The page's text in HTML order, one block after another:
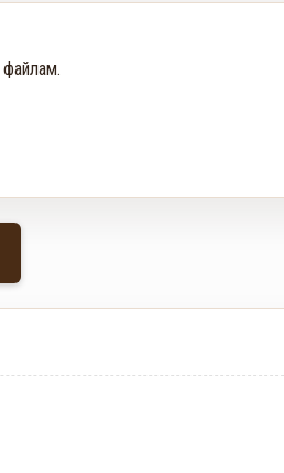
файлам.